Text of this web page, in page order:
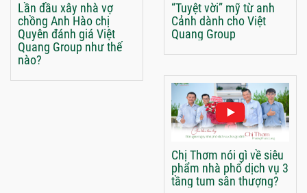
Lần đầu xây nhà vợ
chồng Anh Hào chị
Quyên đánh giá Việt
Quang Group như thế
nào?
“Tuyệt vời” mỹ từ anh
Cảnh dành cho Việt
Quang Group
Chị Thơm nói gì về siêu
phẩm nhà phố dịch vụ 3
tầng tum sân thượng?